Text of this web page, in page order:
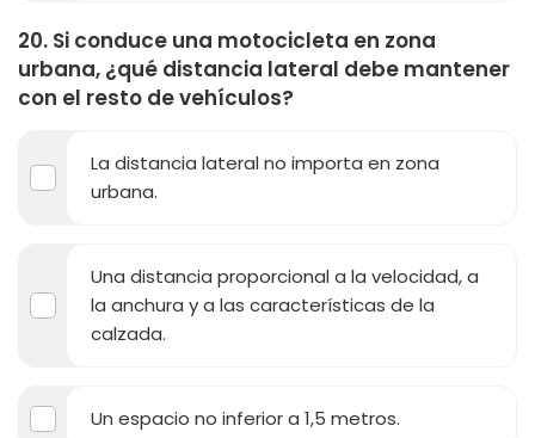
20. Si conduce una motocicleta en zona
urbana, ¿qué distancia lateral debe mantener
con el resto de vehículos?
La distancia lateral no importa en zona
urbana.
Una distancia proporcional a la velocidad, a
la anchura y a las características de la
calzada.
Un espacio no inferior a 1,5 metros.